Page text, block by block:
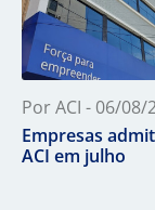
Por ACI - 06/08/
Empresas
ACI em julho